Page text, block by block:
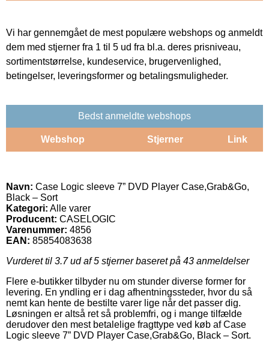
Vi har gennemgået de mest populære webshops og anmeldt
dem med stjerner fra 1 til 5 ud fra bl.a. deres prisniveau,
sortimentstørrelse, kundeservice, brugervenlighed,
betingelser, leveringsformer og betalingsmuligheder.
Bedst anmeldte webshops
Webshop Stjerner Link
Navn: Case Logic sleeve 7” DVD Player Case,Grab&Go,
Black – Sort
Kategori: Alle varer
Producent: CASELOGIC
Varenummer: 4856
EAN: 85854083638
Vurderet til 3.7ud af 5 stjerner baseret på 43 anmeldelser
Flere e-butikker tilbyder nu om stunder diverse former for
levering. En yndling er i dag afhentningssteder, hvor du så
nemt kan hente de bestilte varer lige når det passer dig.
Løsningen er altså ret så problemfri, og i mange tilfælde
derudover den mest betalelige fragttype ved køb af Case
Logic sleeve 7” DVD Player Case,Grab&Go, Black – Sort.